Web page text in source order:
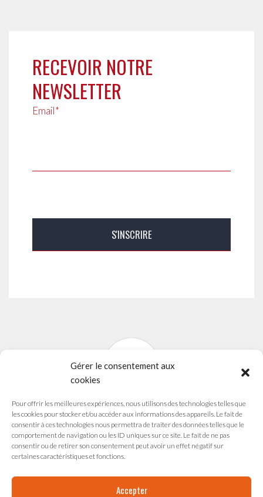
Gérer le consentement aux
cookies
Pour offrir les meilleures expériences, nous utilisons des technologies telles que
les cookies pour stocker et/ou accéder aux informations des appareils. Le fait de
consentir à ces technologies nous permettra de traiter des données telles que le
comportement de navigation ou les ID uniques sur ce site. Le fait de ne pas
consentir ou de retirer son consentement peut avoir un effet négatif sur
certaines caractéristiques et fonctions.
Accepter
RECEVOIR NOTRE
NEWSLETTER
Email*
SYNAVI
Syndicat National des Arts Vivants
165 avenue du Maréchal de Saxe
69003 LYON